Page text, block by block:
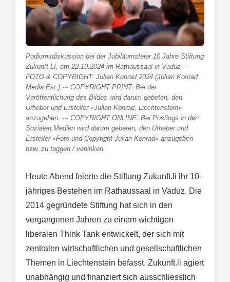
Podiumsdiskussion bei der Jubiläumsfeier 10 Jahre Stiftung
Zukunft.LI, am 22.10.2024 im Rathaussaal in Vaduz ---
FOTO & COPYRIGHT: Julian Konrad 2024 (Julian Konrad
Media Est.) --- COPYRIGHT PRINT: Bei der
Veröffentlichung des Bildes wird darum gebeten, den
Urheber und Ersteller «Julian Konrad, Liechtenstein»
anzugeben. --- COPYRIGHT ONLINE: Bei Postings in den
Sozialen Medien wird darum gebeten, den Urheber und
Ersteller «Foto und Copyright Julian Konrad» anzugeben
bzw. zu taggen / verlinken.
Heute Abend feierte die Stiftung Zukunft.li ihr 10-
jähriges Bestehen im Rathaussaal in Vaduz. Die
2014 gegründete Stiftung hat sich in den
vergangenen Jahren zu einem wichtigen
liberalen Think Tank entwickelt, der sich mit
zentralen wirtschaftlichen und gesellschaftlichen
Themen in Liechtenstein befasst. Zukunft.li agiert
unabhängig und finanziert sich ausschliesslich